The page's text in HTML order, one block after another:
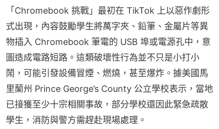
「Chromebook 挑戰」最初在 TikTok 上以惡作劇形
式出現，內容鼓勵學生將萬字夾、鉛筆、金屬片等異
物插入 Chromebook 筆電的 USB 埠或電源孔中，意
圖造成電路短路。這類破壞性行為並不只是小打小
鬧，可能引發設備冒煙、燃燒，甚至爆炸。據美國馬
里蘭州 Prince George’s County 公立學校表示，當地
已接獲至少十宗相關事故，部分學校還因此緊急疏散
學生，消防與警方需趕赴現場處理。